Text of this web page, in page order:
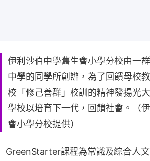
伊利沙伯中學舊生會小學分校由一
中學的同學所創辦，為了回饋母校
校「修己善群」校訓的精神發揚光
學校以培育下一代，回饋社會。（
會小學分校提供）
GreenStarter課程為常識及綜合人文